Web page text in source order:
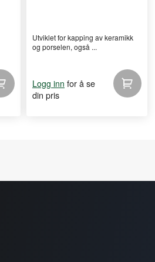
Utviklet for kapping av keramikk
og porselen, også ...
Logg inn for å se
din pris